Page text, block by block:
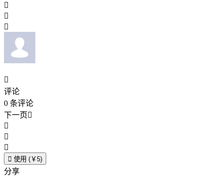




评论
0 条评论
下一页



 使用 (￥5)
分享